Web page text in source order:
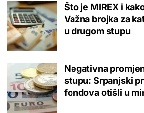
Što je MIREX i
Važna brojka za
u drugom stupu
Negativna
stupu: Srpanjski
fondova otišli u